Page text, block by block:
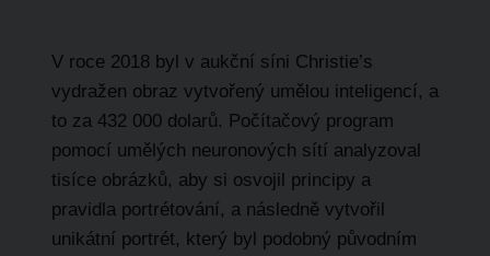
V roce 2018 byl v aukční síni Christie’s
vydražen obraz vytvořený umělou inteligencí, a
to za 432 000 dolarů. Počítačový program
pomocí umělých neuronových sítí analyzoval
tisíce obrázků, aby si osvojil principy a
pravidla portrétování, a následně vytvořil
unikátní portrét, který byl podobný původním